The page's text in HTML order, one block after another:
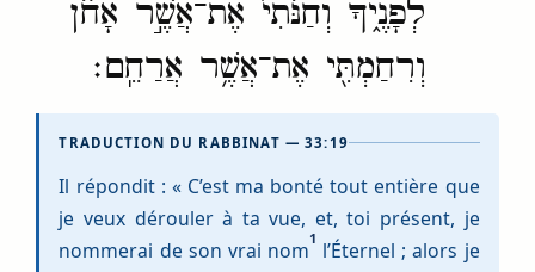
לְפָנֶ֑יךָ וְחַנֹּתִי֙ אֶת־אֲשֶׁ֣ר אָחֹ֔ן
וְרִחַמְתִּ֖י אֶת־אֲשֶׁ֥ר אֲרַחֵֽם׃
TRADUCTION DU RABBINAT — 33:19
Il répondit : « C’est ma bonté tout entière que
je veux dérouler à ta vue, et, toi présent, je
nommerai de son vrai nom1 l’Éternel ; alors je